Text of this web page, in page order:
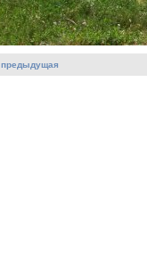
предыдущая